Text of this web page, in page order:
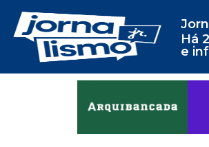
Há
e